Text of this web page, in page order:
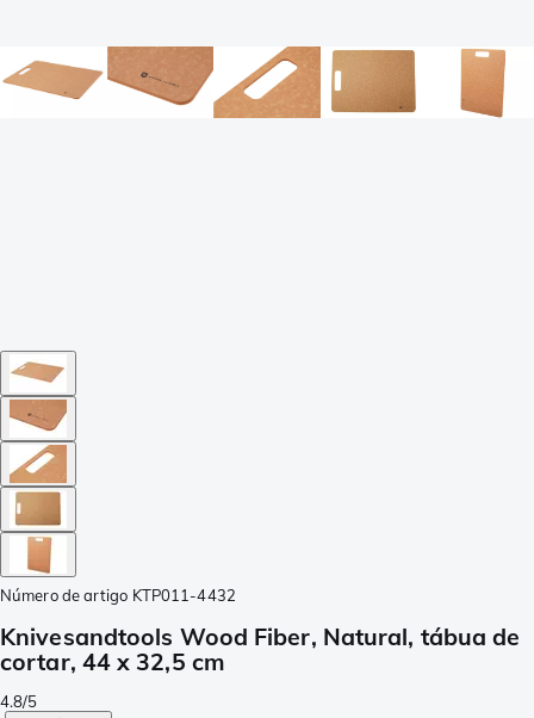
Número de artigo KTP011-4432
Knivesandtools Wood Fiber, Natural, tábua de
cortar, 44 x 32,5 cm
4.8/5